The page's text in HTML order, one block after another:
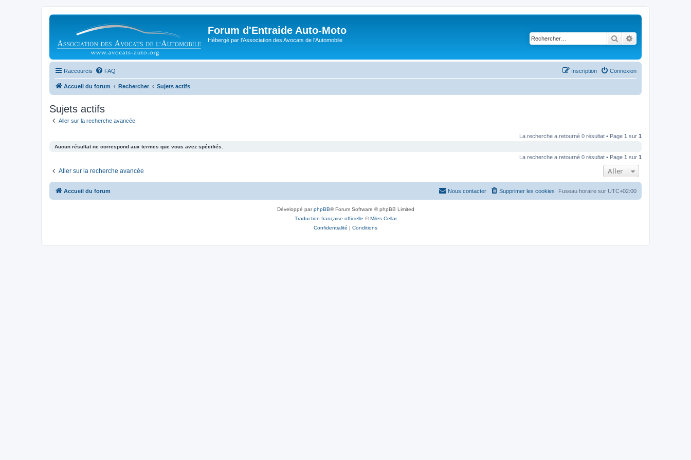
Forum d'Entraide Auto-Moto
Hébergé par l'Association des Avocats de l'Automobile Rechercher
Raccourcis FAQ Connexion
Inscription
Accueil du forum Rechercher Sujets actifs
Sujets actifs
Aller sur la recherche avancée
La recherche a retourné 0 résultat • Page 1 sur 1
Aucun résultat ne correspond aux termes que vous avez spécifiés.
La recherche a retourné 0 résultat • Page 1 sur 1
Aller sur la recherche avancée Aller
Accueil du forum Fuseau horaire sur UTC+02:00
Supprimer les cookies
Nous contacter
Développé parphpBB® Forum Software © phpBB Limited
Traduction française officielle ©Miles Cellar
Confidentialité | Conditions